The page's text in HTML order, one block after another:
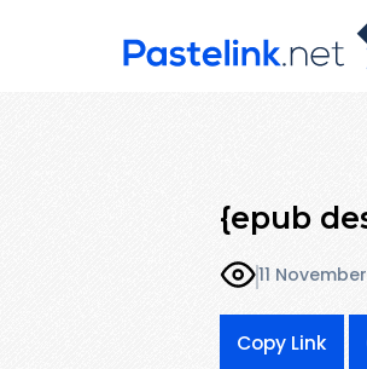
{epub
11
Copy Link